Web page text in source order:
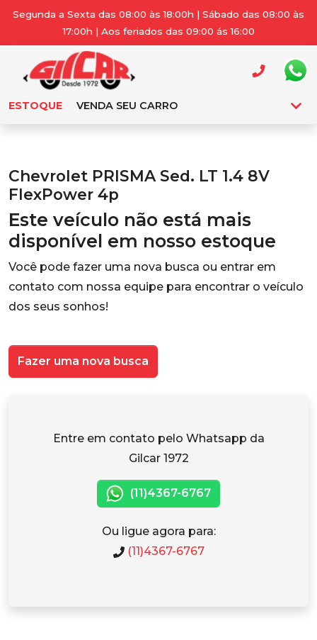
Segunda a Sexta das 08:00 às 18:00h | Sábado das 08:00 às
17:00h | Aos feriados das 09:00 ás 16:00
ESTOQUE VENDA SEU CARRO
Chevrolet PRISMA Sed. LT 1.4 8V
FlexPower 4p
Este veículo não está mais
disponível em nosso estoque
Você pode fazer uma nova busca ou entrar em
contato com nossa equipe para encontrar o veículo
dos seus sonhos!
Fazer uma nova busca
Entre em contato pelo Whatsapp da
Gilcar 1972
(11)4367-6767
Ou ligue agora para:
(11)4367-6767